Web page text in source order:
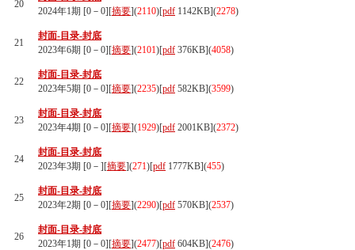
20
2024年1期 [0－0][摘要](2110)[pdf 1142KB](2278)
21
封面-目录-封底
2023年6期 [0－0][摘要](2101)[pdf 376KB](4058)
22
封面-目录-封底
2023年5期 [0－0][摘要](2235)[pdf 582KB](3599)
23
封面-目录-封底
2023年4期 [0－0][摘要](1929)[pdf 2001KB](2372)
24
封面-目录-封底
2023年3期 [0－][摘要](271)[pdf 1777KB](455)
25
封面-目录-封底
2023年2期 [0－0][摘要](2290)[pdf 570KB](2537)
26
封面-目录-封底
2023年1期 [0－0][摘要](2477)[pdf 604KB](2476)